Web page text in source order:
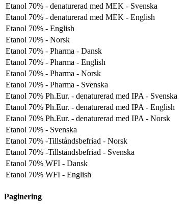
Etanol 70% - denaturerad med MEK - Svenska
Etanol 70% - denaturerad med MEK - English
Etanol 70% - English
Etanol 70% - Norsk
Etanol 70% - Pharma - Dansk
Etanol 70% - Pharma - English
Etanol 70% - Pharma - Norsk
Etanol 70% - Pharma - Svenska
Etanol 70% Ph.Eur. - denaturerad med IPA - Svenska
Etanol 70% Ph.Eur. - denaturerad med IPA - English
Etanol 70% Ph.Eur. - denaturerad med IPA - Norsk
Etanol 70% - Svenska
Etanol 70% -Tillståndsbefriad - Norsk
Etanol 70% -Tillståndsbefriad - Svenska
Etanol 70% WFI - Dansk
Etanol 70% WFI - English
Paginering